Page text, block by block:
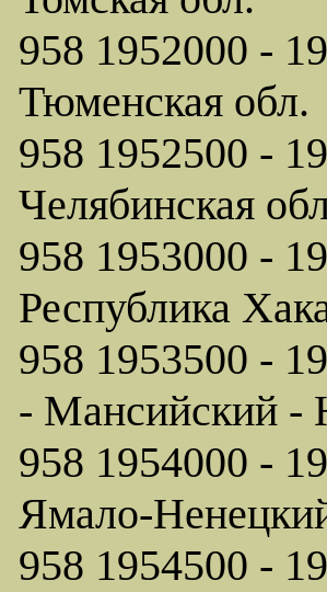
958 1952000 -
Тюменская обл.
958 1952500 -
Челябинская
958 1953000 -
Республика
958 1953500 -
- Мансийский
958 1954000 -
Ямало-
958 1954500 -